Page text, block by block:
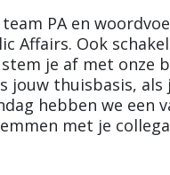
PA en
Affairs. Ook
je af met onze
jouw thuisbasis, als
hebben we een
met je